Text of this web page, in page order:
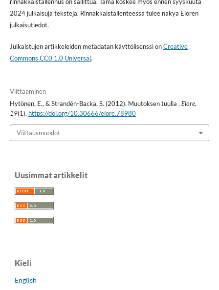
2024 julkaisuja tekstejä. Rinnakkaistallenteessa tulee näkyä Eloren
julkaisutiedot.
Julkaistujen artikkeleiden metadatan käyttölisenssi onCreative
Commons CC0 1.0 Universal.
Viittaaminen
Hytönen, E., & Strandén-Backa, S. (2012). Muutoksen tuulia . Elore,
19(1). https://doi.org/10.30666/elore.78980
Viittausmuodot
Uusimmat artikkelit
Kieli
English